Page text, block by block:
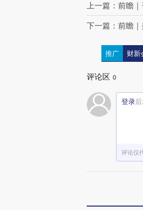
上一篇：前瞻
下一篇：前瞻
推广 财新
评论区 0
登录
评论仅